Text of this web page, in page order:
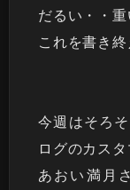
だるい・・重
これを書き
今週はそろ
ログのカス
あおい満月